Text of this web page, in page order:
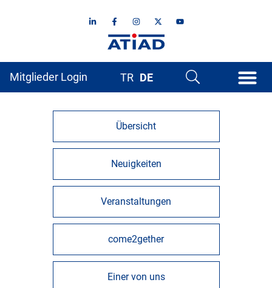
Mitglieder Login TR DE
Übersicht
Neuigkeiten
Veranstaltungen
come2gether
Einer von uns